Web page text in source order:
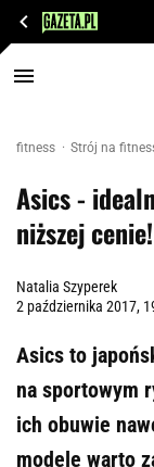
fitness Strój na
Asics -
niższej cenie!
Natalia Szyperek
2 października 2017,
Asics to
na sportowym
ich obuwie
modele warto